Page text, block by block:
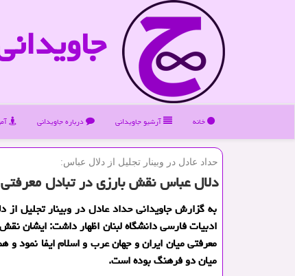
خانه آرشیو جاویدانی درباره جاویدانی
حداد عادل در وبینار تجلیل از دلال عباس:
دلال عباس نقش بارزی در تبادل
به گزارش جاویدانی حداد عادل در وبینار تجلیل از
ادبیات فارسی دانشگاه لبنان اظهار داشت: ایشان
معرفتی میان ایران و جهان عرب و اسلام ایفا نمود و
میان دو فرهنگ بوده است.